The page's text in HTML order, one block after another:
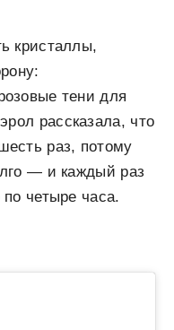
кристаллы,
тени для
рассказала, что
раз, потому
— и каждый раз
четыре часа.